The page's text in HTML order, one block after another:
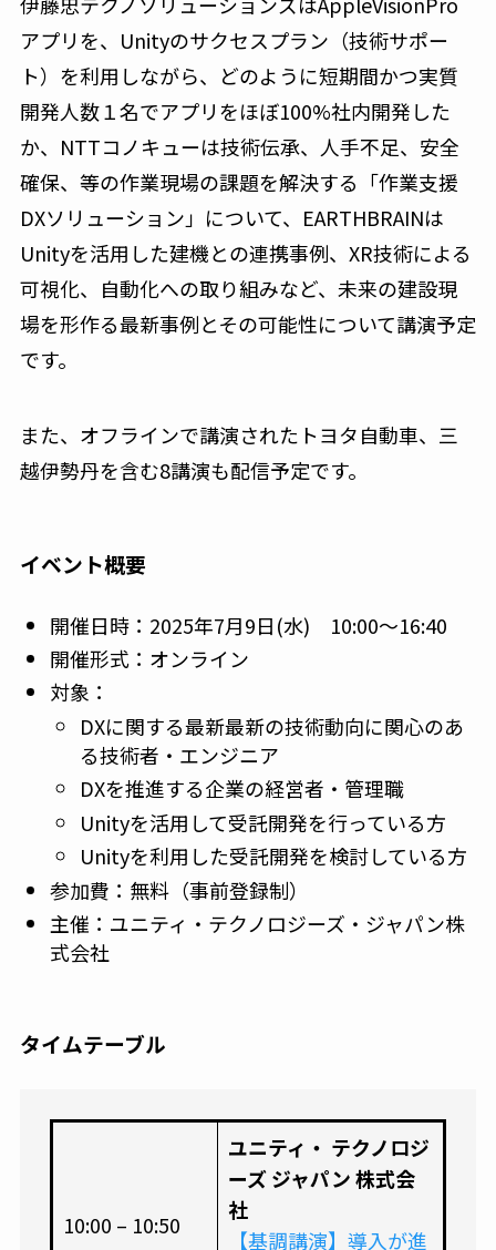
アプリを、Unityのサクセスプラン（技術サポー
ト）を利用しながら、どのように短期間かつ実質
開発人数１名でアプリをほぼ100%社内開発した
か、NTTコノキューは技術伝承、人手不足、安全
確保、等の作業現場の課題を解決する「作業支援
DXソリューション」について、EARTHBRAINは
Unityを活用した建機との連携事例、XR技術による
可視化、自動化への取り組みなど、未来の建設現
場を形作る最新事例とその可能性について講演予定
です。
また、オフラインで講演されたトヨタ自動車、三
越伊勢丹を含む8講演も配信予定です。
イベント概要
開催日時： 2025年7月9日(水) 10:00〜16:40
開催形式： オンライン
対象：
DXに関する最新最新の技術動向に関心のあ
る技術者・エンジニア
DXを推進する企業の経営者・管理職
Unityを活用して受託開発を行っている方
Unityを利用した受託開発を検討している方
参加費：無料（事前登録制）
主催：ユニティ・テクノロジーズ・ジャパン株
式会社
タイムテーブル
10:00 – 10:50
ユニティ・ テクノロジ
ーズ ジャパン 株式会
社
【基調講演】導入が進